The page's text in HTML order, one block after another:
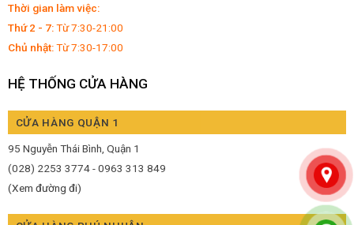
Thời gian làm việc:
Thứ 2 - 7:Từ 7:30-21:00
Chủ nhật:Từ 7:30-17:00
HỆ THỐNG CỬA HÀNG
CỬA HÀNG QUẬN 1
95 Nguyễn Thái Bình, Quận 1
(028) 2253 3774 - 0963 313 849
(Xem đường đi)